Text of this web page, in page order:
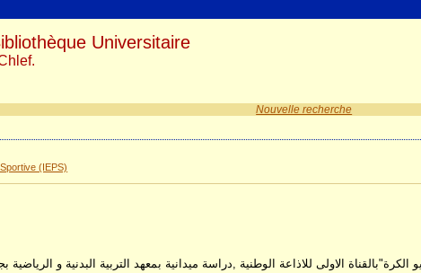
Nouvelle recherche
(IEPS)
الاولى للاذاعة الوطنية ,دراسة ميدانية بمعهد التربية البدنية و الرياضية
Universitaire